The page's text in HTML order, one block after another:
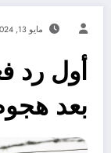
مايو 13, 2024
أول رد
بعد